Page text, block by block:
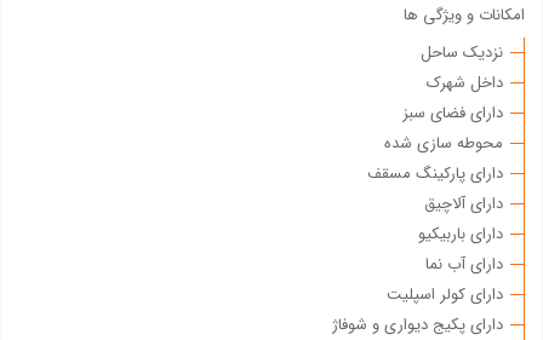
امکانات و ویژگی ها
نزدیک ساحل
داخل شهرک
دارای فضای سبز
محوطه سازی شده
دارای پارکینگ مسقف
دارای آلاچیق
دارای باربیکیو
دارای آب نما
دارای کولر اسپلیت
دارای پکیج دیواری و شوفاژ